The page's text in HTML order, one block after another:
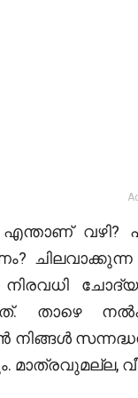
എന്താണ് വഴി?
നിരവധി
താഴെ
നിങ്ങള്‍
മാത്രവുമല്ല,